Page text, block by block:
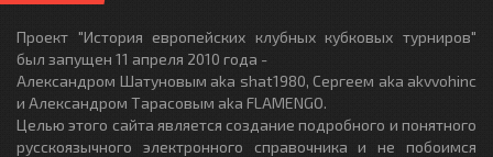
Проект "История европейских клубных кубковых турниров"
был запущен 11 апреля 2010 года -
Александром Шатуновым aka shat1980, Сергеем aka akvvohinc
и Александром Тарасовым aka FLAMENGO.
Целью этого сайта является создание подробного и понятного
русскоязычного электронного справочника и не побоимся